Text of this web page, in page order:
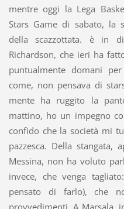
mentre oggi la Lega
Stars Game di sabato, la
della scazzottata. è in
Richardson, che ieri ha
puntualmente domani
come, non pensava di
mente ha ruggito la
mattino, ho un impegno
confido che la società mi
pazzesca. Della stangata,
Messina, non ha voluto
invece, che venga
pensato di farlo), che
provvedimenti. A Marsala,